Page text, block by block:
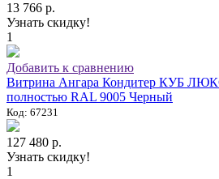
13 766 р.
Узнать скидку!
1
Добавить к сравнению
Витрина Ангара Кондитер КУБ
полностью RAL 9005 Черный
Код: 67231
127 480 р.
Узнать скидку!
1